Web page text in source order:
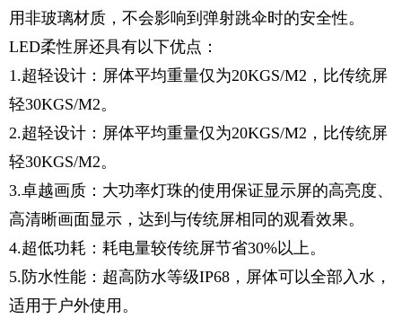
用非玻璃材质，不会影响到弹射跳伞时的安全性。
LED柔性屏还具有以下优点：
1.超轻设计：屏体平均重量仅为20KGS/M2，比传统屏
轻30KGS/M2。
2.超轻设计：屏体平均重量仅为20KGS/M2，比传统屏
轻30KGS/M2。
3.卓越画质：大功率灯珠的使用保证显示屏的高亮度、
高清晰画面显示，达到与传统屏相同的观看效果。
4.超低功耗：耗电量较传统屏节省30%以上。
5.防水性能：超高防水等级IP68，屏体可以全部入水，
适用于户外使用。